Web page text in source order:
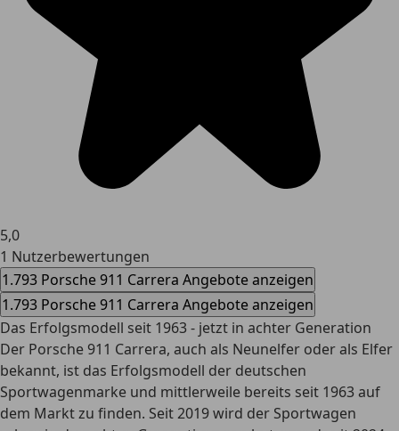
5,0
1 Nutzerbewertungen
1.793 Porsche 911 Carrera Angebote anzeigen
1.793 Porsche 911 Carrera Angebote anzeigen
Das Erfolgsmodell seit 1963 - jetzt in achter Generation
Der Porsche 911 Carrera, auch als Neunelfer oder als Elfer
bekannt, ist das Erfolgsmodell der deutschen
Sportwagenmarke und mittlerweile bereits seit 1963 auf
dem Markt zu finden. Seit 2019 wird der Sportwagen